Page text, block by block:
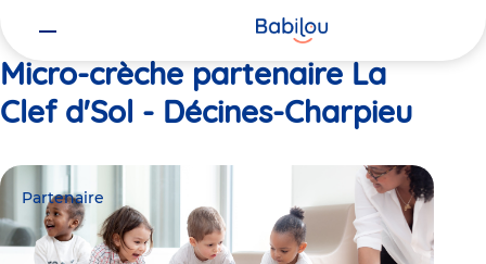
Micro-crèche partenaire La
Clef d'Sol - Décines-Charpieu
Partenaire